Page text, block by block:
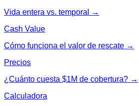
Vida entera vs. temporal →
Cash Value
Cómo funciona el valor de rescate →
Precios
¿Cuánto cuesta $1M de cobertura? →
Calculadora